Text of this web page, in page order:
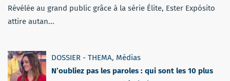
Révélée au grand public grâce à la série Élite, Ester Expósito
attire autan...
DOSSIER - THEMA, Médias
N’oubliez pas les paroles : qui sont les 10 plus